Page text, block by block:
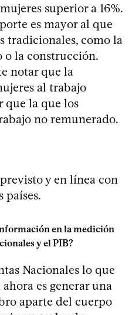
superior a 16%.
es mayor al que
tradicionales, como la
o la construcción.
notar que la
al trabajo
que la que los
no remunerado.
y en línea con
países.
en la medición
y el PIB?
Nacionales lo que
es generar una
aparte del cuerpo